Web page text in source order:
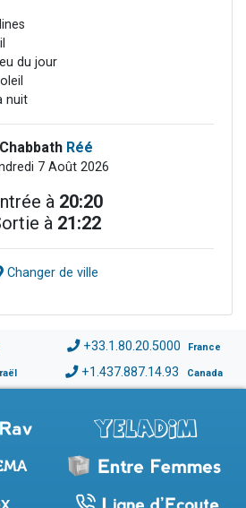
du jour
nuit
Chabbath Réé
7 Août 2026
à 20:20
à 21:22
Changer de ville
+33.1.80.20.5000 France
+1.437.887.14.93 Canada